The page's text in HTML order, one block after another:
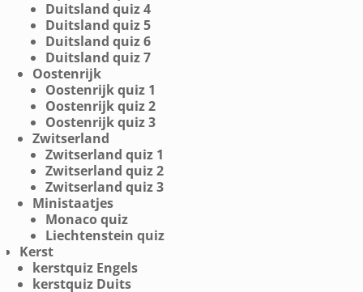
Duitsland quiz 4
Duitsland quiz 5
Duitsland quiz 6
Duitsland quiz 7
Oostenrijk
Oostenrijk quiz 1
Oostenrijk quiz 2
Oostenrijk quiz 3
Zwitserland
Zwitserland quiz 1
Zwitserland quiz 2
Zwitserland quiz 3
Ministaatjes
Monaco quiz
Liechtenstein quiz
Kerst
kerstquiz Engels
kerstquiz Duits